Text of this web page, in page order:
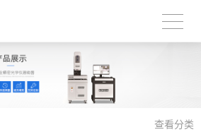
查看分类